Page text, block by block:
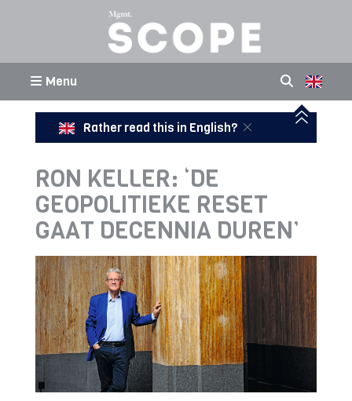
Menu
Rather read this in English?
RON KELLER: ‘DE
GEOPOLITIEKE RESET
GAAT DECENNIA DUREN’